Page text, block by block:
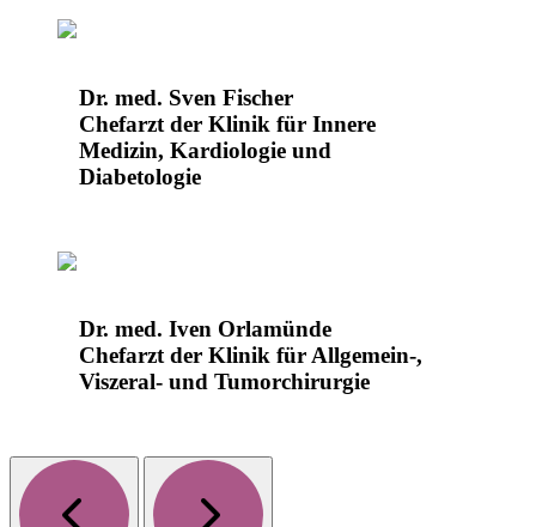
Dr. med. Sven Fischer
Chefarzt der Klinik für Innere
Medizin, Kardiologie und
Diabetologie
Dr. med. Iven Orlamünde
Chefarzt der Klinik für Allgemein-,
Viszeral- und Tumorchirurgie